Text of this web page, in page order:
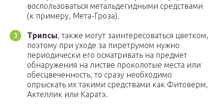
воспользоваться метальдегидными средствами
(к примеру, Мета-Гроза).
Трипсы, также могут заинтересоваться цветком,
поэтому при уходе за пиретрумом нужно
периодически его осматривать на предмет
обнаружения на листве проколотые места или
обесцвеченность, то сразу необходимо
опрыскать их такими средствами как Фитоверм,
Актеллик или Каратэ.